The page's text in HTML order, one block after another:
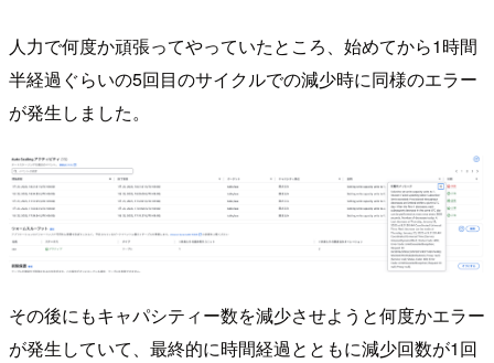
人力で何度か頑張ってやっていたところ、始めてから1時間
半経過ぐらいの5回目のサイクルでの減少時に同様のエラー
が発生しました。
その後にもキャパシティー数を減少させようと何度かエラー
が発生していて、最終的に時間経過とともに減少回数が1回